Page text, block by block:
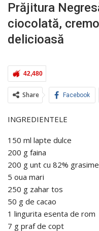
Prăjitura
ciocolată,
delicioasă
42,480
Share Facebook
INGREDIENTELE
150 ml lapte dulce
200 g faina
200 g unt cu 82% grasime
5 oua mari
250 g zahar tos
50 g de cacao
1 lingurita esenta de rom
7 g praf de copt